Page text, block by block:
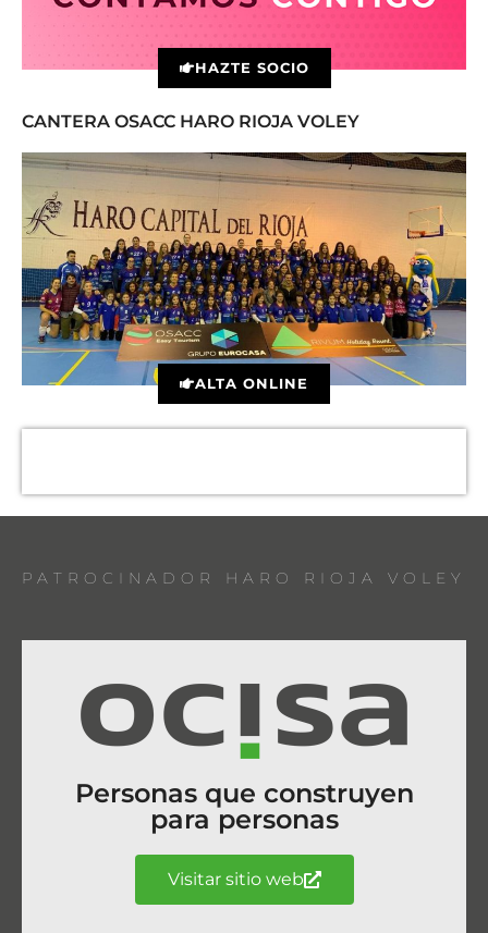
HAZTE SOCIO
CANTERA OSACC HARO RIOJA VOLEY
ALTA ONLINE
PATROCINADOR HARO RIOJA VOLEY
Personas que construyen
para personas
Visitar sitio web